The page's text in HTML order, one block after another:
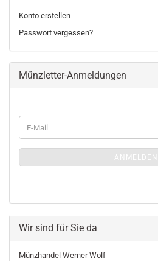
Konto erstellen
Passwort vergessen?
Münzletter-Anmeldungen
WEITER
ZUR
E-
Mail
ANMELDEN
Wir sind für Sie da
Münzhandel Werner Wolf